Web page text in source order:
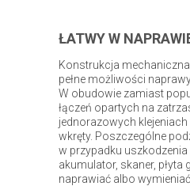
ŁATWY W
Konstrukcja
pełne możliwości
W obudowie zamiast
łączeń opartych na
jednorazowych
wkręty. Poszczególne
w przypadku uszkodzenia
akumulator, skaner, płyta
naprawiać albo wymieniać.